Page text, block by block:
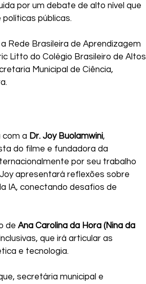
por um debate de alto nível que
públicas.
Rede Brasileira de Aprendizagem
Litto do Colégio Brasileiro de Altos
Municipal de Ciência,
com a Dr. Joy Buolamwini,
do filme e fundadora da
por seu trabalho
apresentará reflexões sobre
IA, conectando desafios de
de Ana Carolina da Hora (Nina da
que irá articular as
e tecnologia.
secretária municipal e